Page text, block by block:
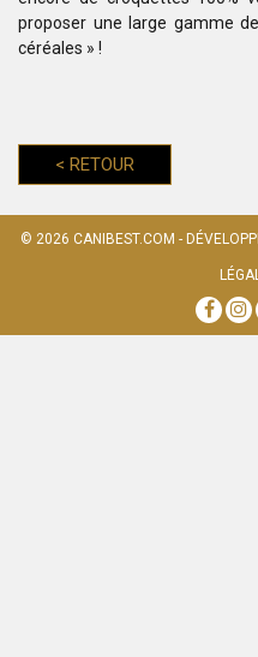
proposer une large gamme de
céréales » !
< RETOUR
© 2026 CANIBEST.COM -